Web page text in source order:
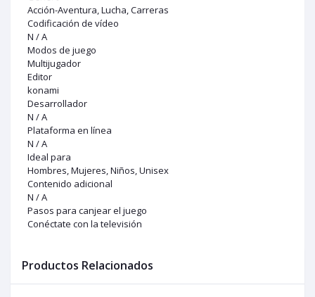
Acción-Aventura, Lucha, Carreras
Codificación de vídeo
N / A
Modos de juego
Multijugador
Editor
konami
Desarrollador
N / A
Plataforma en línea
N / A
Ideal para
Hombres, Mujeres, Niños, Unisex
Contenido adicional
N / A
Pasos para canjear el juego
Conéctate con la televisión
Productos Relacionados